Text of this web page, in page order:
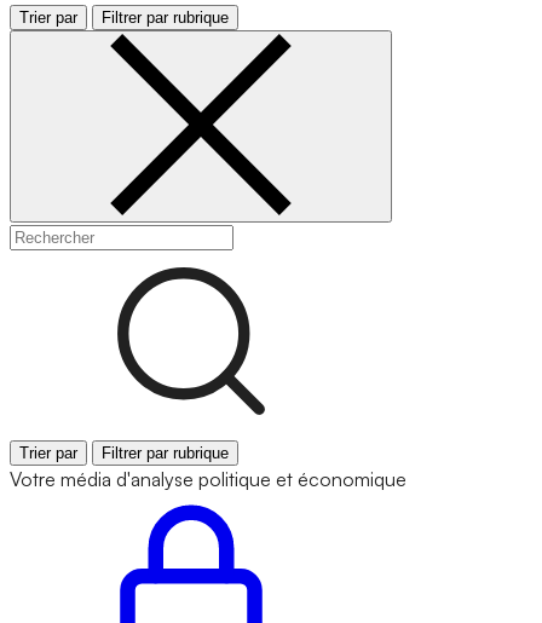
Trier par Filtrer par rubrique
Trier par Filtrer par rubrique
Votre média d'analyse politique et économique